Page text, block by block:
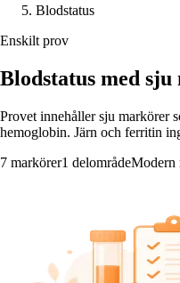
Blodstatus
Enskilt prov
Blodstatus med
Provet innehåller sju markörer
hemoglobin. Järn och ferritin
7 markörer1 delområdeModern